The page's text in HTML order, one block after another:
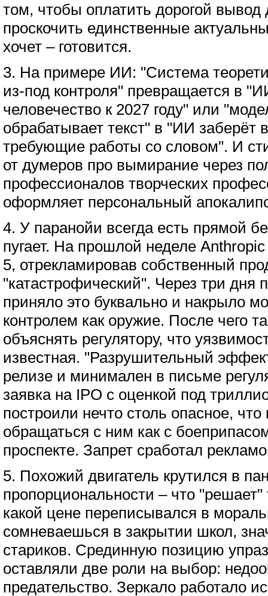
том, чтобы оплатить дорогой
проскочить единственные
хочет – готовится.
3. На примере ИИ: "Система
из-под контроля" превращается в
человечество к 2027 году" или
обрабатывает текст" в "ИИ заберёт
требующие работы со словом". И
от думеров про вымирание через
профессионалов творческих
оформляет персональный
4. У паранойи всегда есть прямой
пугает. На прошлой неделе
5, отрекламировав собственный
"катастрофический". Через три дня
приняло это буквально и накрыло
контролем как оружие. После чего
объяснять регулятору, что
известная. "Разрушительный
релизе и минимален в письме
заявка на IPO с оценкой под
построили нечто столь опасное,
обращаться с ним как с
проспекте. Запрет сработал
5. Похожий двигатель крутился в
пропорциональности – что
какой цене переписывался в
сомневаешься в закрытии школ,
стариков. Срединную позицию
оставляли две роли на выбор:
предательство. Зеркало работало